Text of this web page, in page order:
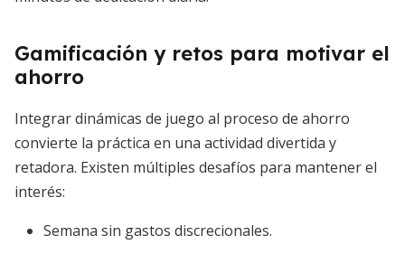
Gamificación y retos para motivar el
ahorro
Integrar dinámicas de juego al proceso de ahorro
convierte la práctica en una actividad divertida y
retadora. Existen múltiples desafíos para mantener el
interés:
Semana sin gastos discrecionales.